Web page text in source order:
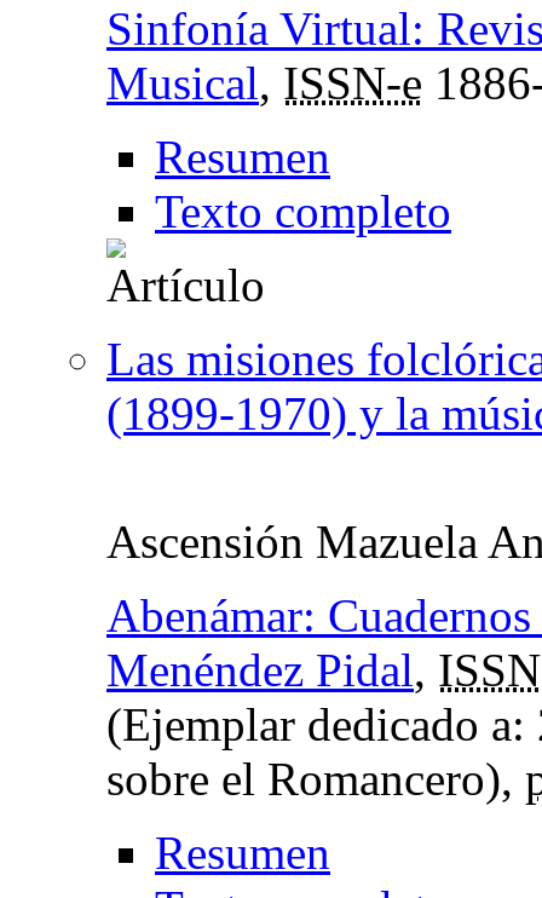
Sinfonía Virtual:
Musical, ISSN-e
Resumen
Texto completo
Las misiones
(1899-1970) y la
Ascensión Mazuela
Abenámar:
Menéndez Pidal,
(Ejemplar dedicado
sobre el Romancero),
Resumen